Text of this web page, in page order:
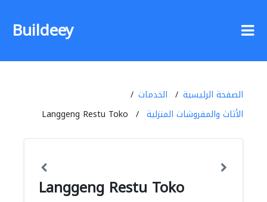
Buildeey
الصفحة الرئيسية
الخدمات
الأثاث والمفروشات المنزلية
Langgeng Restu Toko
Langgeng Restu Toko